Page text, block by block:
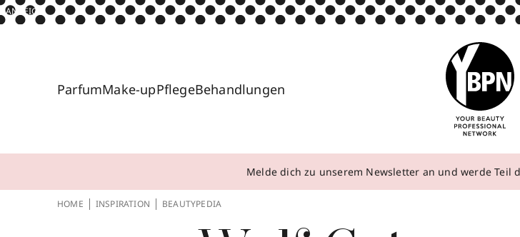
ANZEIGE
ParfumMake-upPflegeBehandlungen
Melde dich zu unserem Newsletter an und werde Teil
HOME INSPIRATION BEAUTYPEDIA